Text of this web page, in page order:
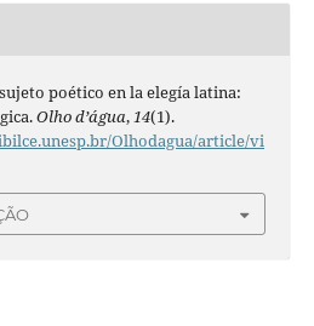
poético en la elegía latina:
Olho d’água,14(1).
Olhodagua/article/vi